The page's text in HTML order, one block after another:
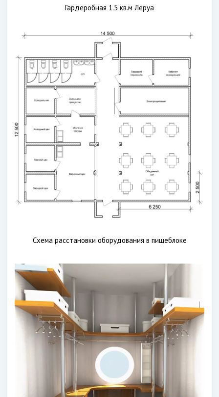
Гардеробная 1.5 кв.м Леруа
Схема расстановки оборудования в пищеблоке